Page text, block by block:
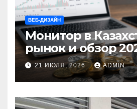
ВЕБ-ДИЗАЙН
Монитор в
рынок и обзор
Ветер Shop.kz
21 ИЮЛЯ, 2026 ADMIN